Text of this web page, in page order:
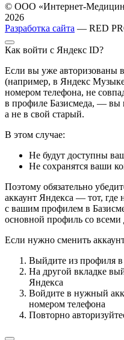
© ООО «Интернет-
2026
Разработка сайта — RED
Как войти с Яндекс ID?
Если вы уже авторизованы
(например, в Яндекс
номером телефона, не
в профиле Базисмеда, — вы
а не в свой старый.
В этом случае:
Не будут доступны
Не сохранятся ваши
Поэтому обязательно
аккаунт Яндекса — тот, где
с вашим профилем в
основной профиль со
Если нужно сменить
Выйдите из профиля в
На другой вкладке
Яндекса
Войдите в нужный
номером телефона
Повторно